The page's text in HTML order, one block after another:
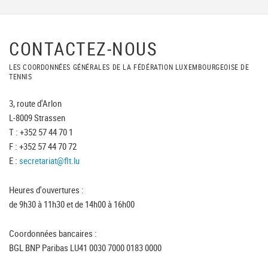
CONTACTEZ-NOUS
LES COORDONNÉES GÉNÉRALES DE LA FÉDÉRATION LUXEMBOURGEOISE DE
TENNIS
3, route d'Arlon
L-8009 Strassen
T : +352 57 44 70 1
F : +352 57 44 70 72
E : secretariat@flt.lu
Heures d'ouvertures :
de 9h30 à 11h30 et de 14h00 à 16h00
Coordonnées bancaires :
BGL BNP Paribas LU41 0030 7000 0183 0000